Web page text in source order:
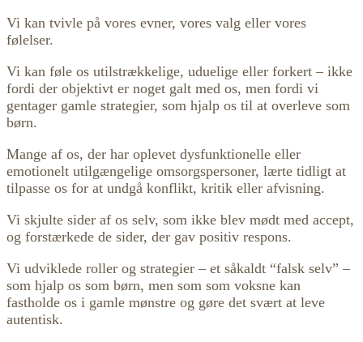
Vi kan tvivle på vores evner, vores valg eller vores
følelser.
Vi kan føle os utilstrækkelige, uduelige eller forkert – ikke
fordi der objektivt er noget galt med os, men fordi vi
gentager gamle strategier, som hjalp os til at overleve som
børn.
Mange af os, der har oplevet dysfunktionelle eller
emotionelt utilgængelige omsorgspersoner, lærte tidligt at
tilpasse os for at undgå konflikt, kritik eller afvisning.
Vi skjulte sider af os selv, som ikke blev mødt med accept,
og forstærkede de sider, der gav positiv respons.
Vi udviklede roller og strategier – et såkaldt “falsk selv” –
som hjalp os som børn, men som som voksne kan
fastholde os i gamle mønstre og gøre det svært at leve
autentisk.